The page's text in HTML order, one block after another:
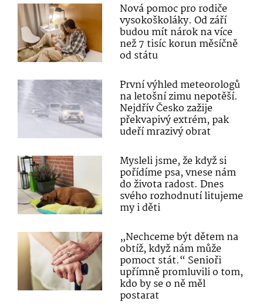
Nová pomoc pro rodiče
vysokoškoláky. Od září
budou mít nárok na více
než 7 tisíc korun měsíčně
od státu
První výhled meteorologů
na letošní zimu nepotěší.
Nejdřív Česko zažije
překvapivý extrém, pak
udeří mrazivý obrat
Mysleli jsme, že když si
pořídíme psa, vnese nám
do života radost. Dnes
svého rozhodnutí litujeme
my i děti
„Nechceme být dětem na
obtíž, když nám může
pomoct stát.“ Senioři
upřímně promluvili o tom,
kdo by se o ně měl
postarat